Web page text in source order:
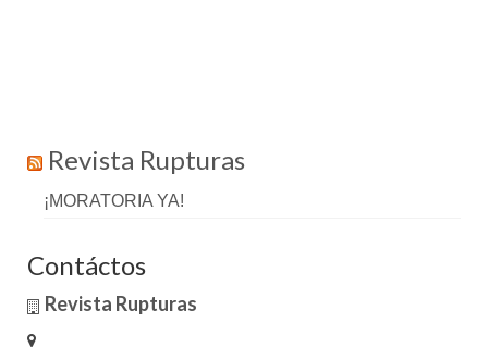
Revista Rupturas
¡MORATORIA YA!
Contáctos
Revista Rupturas